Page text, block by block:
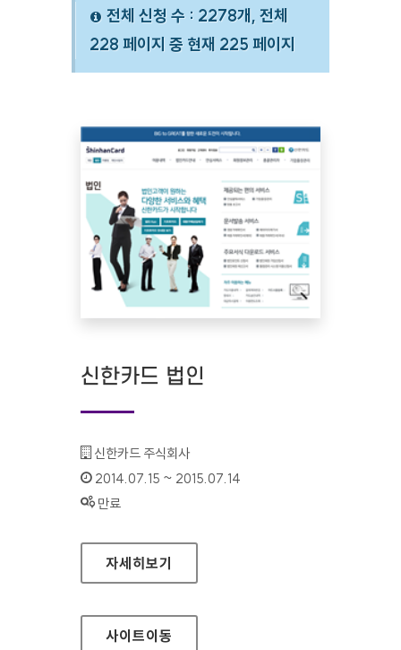
전체 신청 수 : 2278개, 전체
228 페이지 중 현재 225 페이지
신한카드 법인
기관명 :
신한카드 주식회사
인증기간 :
2014.07.15 ~ 2015.07.14
상태 :
만료
신한카드 법인
자세히보기
사이트이동